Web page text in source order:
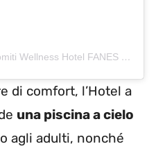
Un post condiviso da Dolomiti Wellness Hotel FANES (@hotelfanes)
di comfort, l’Hotel a
una piscina a cielo
agli adulti, nonché